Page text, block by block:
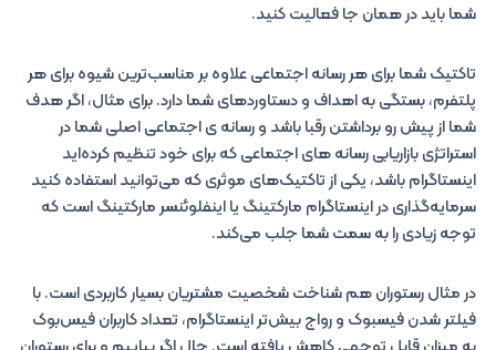
شما باید در همان جا فعالیت کنید.
تاکتیک شما برای هر رسانه اجتماعی علاوه بر مناسب‌ترین شیوه برای هر
پلتفرم، بستگی به اهداف و دستاوردهای شما دارد. برای مثال، اگر هدف
شما از پیش رو برداشتن رقبا باشد و رسانه ی اجتماعی اصلی شما در
استراتژی بازاریابی رسانه های اجتماعی که برای خود تنظیم کرده‌اید
اینستاگرام باشد، یکی از تاکتیک‌های موثری که می‌توانید استفاده کنید
سرمایه‌گذاری در اینستاگرام مارکتینگ یا اینفلوئنسر مارکتینگ است که
توجه زیادی را به سمت شما جلب می‌کند.
در مثال رستوران هم شناخت شخصیت مشتریان بسیار کاربردی‌ است. با
فیلتر شدن فیسبوک و رواج بیش‌تر اینستاگرام، تعداد کاربران فیس‌بوک